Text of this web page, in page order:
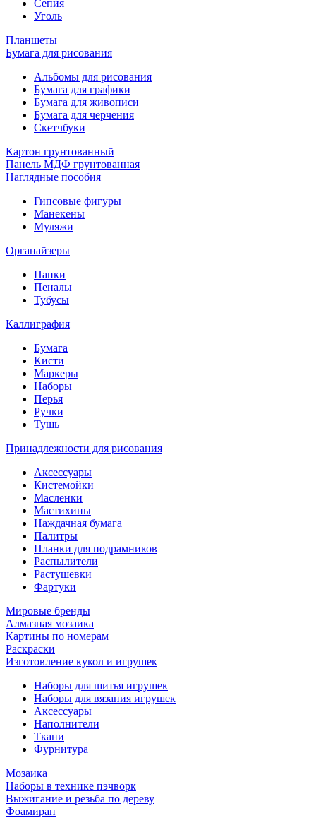
Сепия
Уголь
Планшеты
Бумага для рисования
Альбомы для рисования
Бумага для графики
Бумага для живописи
Бумага для черчения
Скетчбуки
Картон грунтованный
Панель МДФ грунтованная
Наглядные пособия
Гипсовые фигуры
Манекены
Муляжи
Органайзеры
Папки
Пеналы
Тубусы
Каллиграфия
Бумага
Кисти
Маркеры
Наборы
Перья
Ручки
Тушь
Принадлежности для рисования
Аксессуары
Кистемойки
Масленки
Мастихины
Наждачная бумага
Палитры
Планки для подрамников
Распылители
Растушевки
Фартуки
Мировые бренды
Алмазная мозаика
Картины по номерам
Раскраски
Изготовление кукол и игрушек
Наборы для шитья игрушек
Наборы для вязания игрушек
Аксессуары
Наполнители
Ткани
Фурнитура
Мозаика
Наборы в технике пэчворк
Выжигание и резьба по дереву
Фоамиран